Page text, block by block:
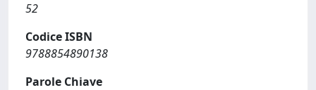
52
Codice ISBN
9788854890138
Parole Chiave